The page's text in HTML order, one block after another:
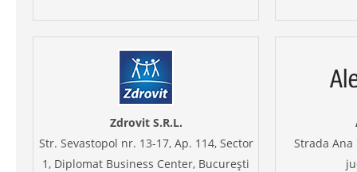
Zdrovit S.R.L.
Str. Sevastopol nr. 13-17, Ap. 114, Sector
1, Diplomat Business Center, București
Strada Ana